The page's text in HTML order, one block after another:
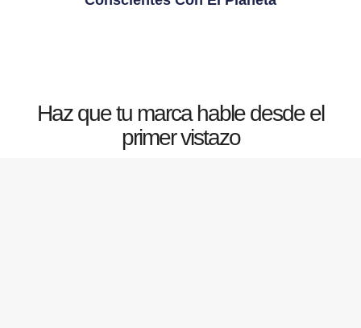
Haz que tu marca hable desde el
primer vistazo